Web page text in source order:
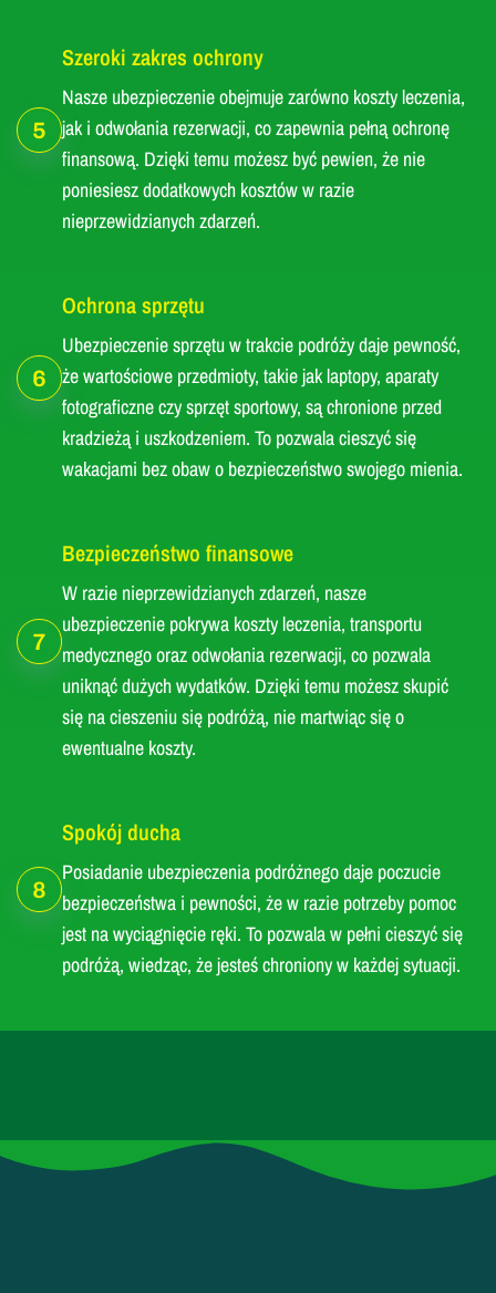
5
Szeroki zakres ochrony
Nasze ubezpieczenie obejmuje zarówno koszty leczenia,
jak i odwołania rezerwacji, co zapewnia pełną ochronę
finansową. Dzięki temu możesz być pewien, że nie
poniesiesz dodatkowych kosztów w razie
nieprzewidzianych zdarzeń.
6
Ochrona sprzętu
Ubezpieczenie sprzętu w trakcie podróży daje pewność,
że wartościowe przedmioty, takie jak laptopy, aparaty
fotograficzne czy sprzęt sportowy, są chronione przed
kradzieżą i uszkodzeniem. To pozwala cieszyć się
wakacjami bez obaw o bezpieczeństwo swojego mienia.
7
Bezpieczeństwo finansowe
W razie nieprzewidzianych zdarzeń, nasze
ubezpieczenie pokrywa koszty leczenia, transportu
medycznego oraz odwołania rezerwacji, co pozwala
uniknąć dużych wydatków. Dzięki temu możesz skupić
się na cieszeniu się podróżą, nie martwiąc się o
ewentualne koszty.
8
Spokój ducha
Posiadanie ubezpieczenia podróżnego daje poczucie
bezpieczeństwa i pewności, że w razie potrzeby pomoc
jest na wyciągnięcie ręki. To pozwala w pełni cieszyć się
podróżą, wiedząc, że jesteś chroniony w każdej sytuacji.